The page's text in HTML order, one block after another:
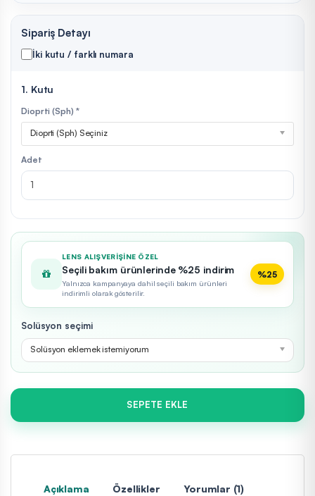
Sipariş Detayı
İki kutu / farklı numara
1. Kutu
Dioprti (Sph) *
Dioprti (Sph) Seçiniz
Adet
LENS ALIŞVERIŞINE ÖZEL
Seçili bakım ürünlerinde %25 indirim
Yalnızca kampanyaya dahil seçili bakım ürünleri
indirimli olarak gösterilir.
%25
Solüsyon seçimi
Solüsyon eklemek istemiyorum
SEPETE EKLE
Açıklama Özellikler Yorumlar (1)